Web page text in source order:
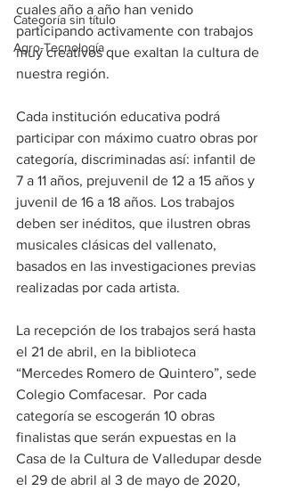
Categoría sin título
Agro-Tecnología
cuales año a año han venido
participando activamente con trabajos
muy creativos que exaltan la cultura de
nuestra región.
Cada institución educativa podrá
participar con máximo cuatro obras por
categoría, discriminadas así: infantil de
7 a 11 años, prejuvenil de 12 a 15 años y
juvenil de 16 a 18 años. Los trabajos
deben ser inéditos, que ilustren obras
musicales clásicas del vallenato,
basados en las investigaciones previas
realizadas por cada artista.
La recepción de los trabajos será hasta
el 21 de abril, en la biblioteca
“Mercedes Romero de Quintero”, sede
Colegio Comfacesar.  Por cada
categoría se escogerán 10 obras
finalistas que serán expuestas en la
Casa de la Cultura de Valledupar desde
el 29 de abril al 3 de mayo de 2020,